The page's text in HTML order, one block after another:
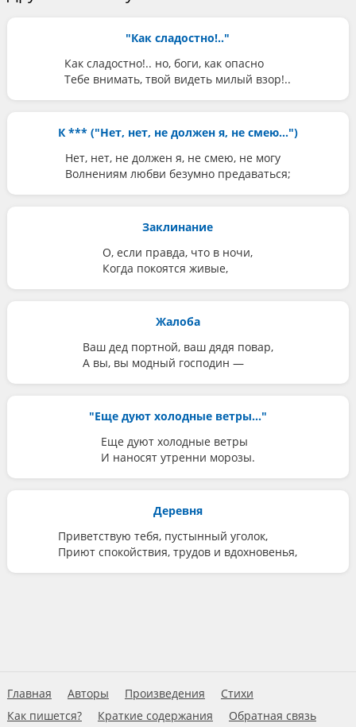
"Как сладостно!.."
Как сладостно!.. но, боги, как опасно
Тебе внимать, твой видеть милый взор!..
К *** ("Нет, нет, не должен я, не смею...")
Нет, нет, не должен я, не смею, не могу
Волнениям любви безумно предаваться;
Заклинание
О, если правда, что в ночи,
Когда покоятся живые,
Жалоба
Ваш дед портной, ваш дядя повар,
А вы, вы модный господин —
"Еще дуют холодные ветры..."
Еще дуют холодные ветры
И наносят утренни морозы.
Деревня
Приветствую тебя, пустынный уголок,
Приют спокойствия, трудов и вдохновенья,
Главная Авторы Произведения
Стихи
Как пишется?
Краткие содержания Обратная связь